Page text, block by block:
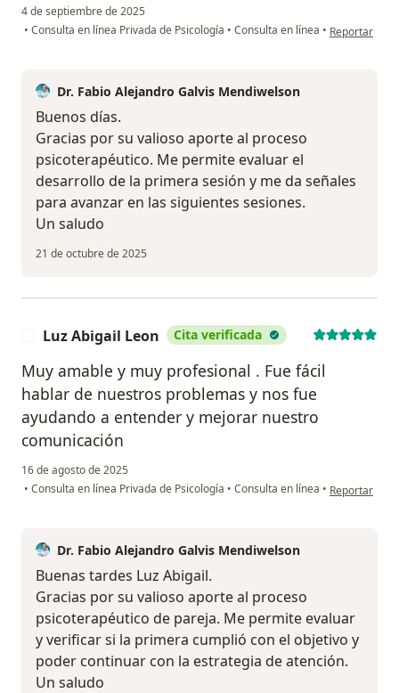
4 de septiembre de 2025
• Consulta en línea Privada de Psicología • Consulta en línea • en opinión
Reportar
Dr. Fabio Alejandro Galvis Mendiwelson
Buenos días.
Gracias por su valioso aporte al proceso
psicoterapéutico. Me permite evaluar el
desarrollo de la primera sesión y me da señales
para avanzar en las siguientes sesiones.
Un saludo
21 de octubre de 2025
Luz Abigail Leon Cita verificada
Muy amable y muy profesional . Fue fácil
hablar de nuestros problemas y nos fue
ayudando a entender y mejorar nuestro
comunicación
16 de agosto de 2025
• Consulta en línea Privada de Psicología • Consulta en línea • en opinión
Reportar
Dr. Fabio Alejandro Galvis Mendiwelson
Buenas tardes Luz Abigail.
Gracias por su valioso aporte al proceso
psicoterapéutico de pareja. Me permite evaluar
y verificar si la primera cumplió con el objetivo y
poder continuar con la estrategia de atención.
Un saludo